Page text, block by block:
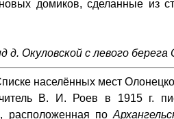
домиков, сделанные из
д. Окуловской с левого берега
населённых мест
В. И. Роев в 1915 г.
расположенная по